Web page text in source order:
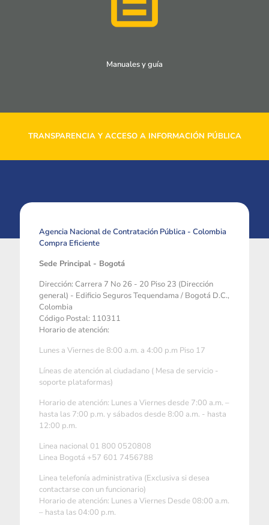
Manuales y guía
TRANSPARENCIA Y ACCESO A INFORMACIÓN PÚBLICA
Agencia Nacional de Contratación Pública - Colombia
Compra Eficiente
Sede Principal - Bogotá
Dirección: Carrera 7 No 26 - 20 Piso 23 (Dirección
general) - Edificio Seguros Tequendama / Bogotá D.C.,
Colombia
Código Postal: 110311
Horario de atención:
Lunes a Viernes de 8:00 a.m. a 4:00 p.m Piso 17
Líneas de atención al ciudadano ( Mesa de servicio -
soporte plataformas)
Horario de atención: Lunes a Viernes desde 7:00 a.m. –
hasta las 7:00 p.m. y sábados desde 8:00 a.m. - hasta
12:00 p.m.
Linea nacional 01 800 0520808
Linea Bogotá +57 601 7456788
Linea telefonía administrativa (Exclusiva si desea
contactarse con un funcionario)
Horario de atención: Lunes a Viernes Desde 08:00 a.m.
– hasta las 04:00 p.m.